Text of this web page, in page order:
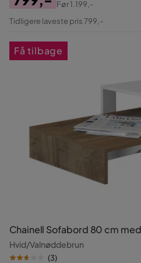
Pris
Original
Før1.199,-
Tidligere laveste pris 799,-
Chainell Sofabord 80 cm
Hvid/Valnøddebrun
(3)
Få tilbage